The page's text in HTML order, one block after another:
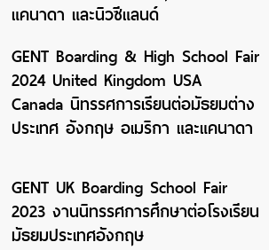
แคนาดา และนิวซีแลนด์
GENT Boarding & High School Fair
2024 United Kingdom USA
Canada นิทรรศการเรียนต่อมัธยมต่าง
ประเทศ อังกฤษ อเมริกา และแคนาดา
GENT UK Boarding School Fair
2023 งานนิทรรศการศึกษาต่อโรงเรียน
มัธยมประเทศอังกฤษ